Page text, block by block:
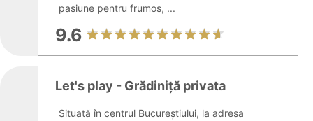
pasiune pentru frumos, ...
9.6
Let's play - Grădiniță privata
Situată în centrul Bucureștiului, la adresa